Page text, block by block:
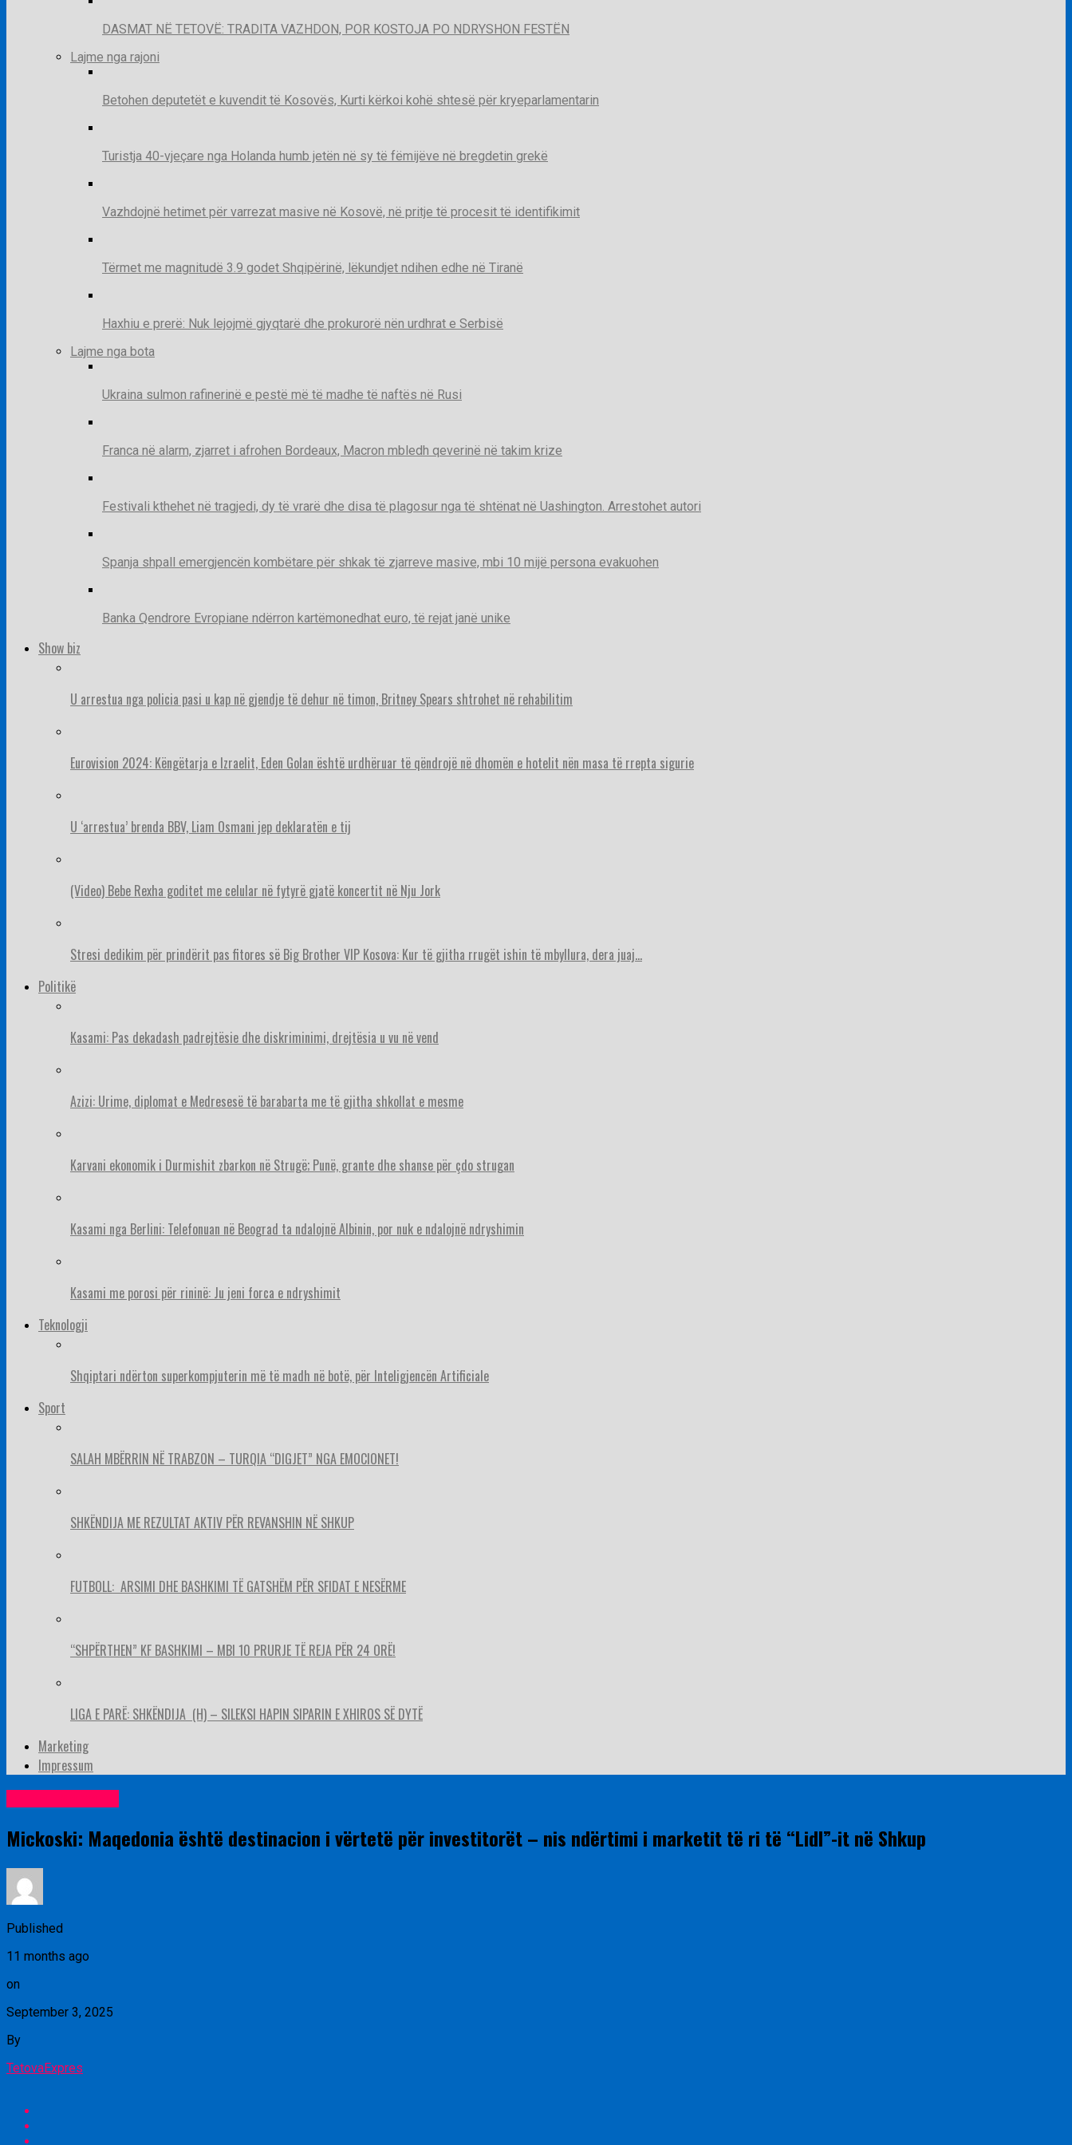
DASMAT NË TETOVË: TRADITA VAZHDON, POR KOSTOJA PO NDRYSHON FESTËN
Lajme nga rajoni
Betohen deputetët e kuvendit të Kosovës, Kurti kërkoi kohë shtesë për kryeparlamentarin
Turistja 40-vjeçare nga Holanda humb jetën në sy të fëmijëve në bregdetin grekë
Vazhdojnë hetimet për varrezat masive në Kosovë, në pritje të procesit të identifikimit
Tërmet me magnitudë 3.9 godet Shqipërinë, lëkundjet ndihen edhe në Tiranë
Haxhiu e prerë: Nuk lejojmë gjyqtarë dhe prokurorë nën urdhrat e Serbisë
Lajme nga bota
Ukraina sulmon rafinerinë e pestë më të madhe të naftës në Rusi
Franca në alarm, zjarret i afrohen Bordeaux, Macron mbledh qeverinë në takim krize
Festivali kthehet në tragjedi, dy të vrarë dhe disa të plagosur nga të shtënat në Uashington. Arrestohet autori
Spanja shpall emergjencën kombëtare për shkak të zjarreve masive, mbi 10 mijë persona evakuohen
Banka Qendrore Evropiane ndërron kartëmonedhat euro, të rejat janë unike
Show biz
U arrestua nga policia pasi u kap në gjendje të dehur në timon, Britney Spears shtrohet në rehabilitim
Eurovision 2024: Këngëtarja e Izraelit, Eden Golan është urdhëruar të qëndrojë në dhomën e hotelit nën masa të rrepta sigurie
U ‘arrestua’ brenda BBV, Liam Osmani jep deklaratën e tij
(Video) Bebe Rexha goditet me celular në fytyrë gjatë koncertit në Nju Jork
Stresi dedikim për prindërit pas fitores së Big Brother VIP Kosova: Kur të gjitha rrugët ishin të mbyllura, dera juaj…
Politikë
Kasami: Pas dekadash padrejtësie dhe diskriminimi, drejtësia u vu në vend
Azizi: Urime, diplomat e Medresesë të barabarta me të gjitha shkollat e mesme
Karvani ekonomik i Durmishit zbarkon në Strugë; Punë, grante dhe shanse për çdo strugan
Kasami nga Berlini: Telefonuan në Beograd ta ndalojnë Albinin, por nuk e ndalojnë ndryshimin
Kasami me porosi për rininë: Ju jeni forca e ndryshimit
Teknologji
Shqiptari ndërton superkompjuterin më të madh në botë, për Inteligjencën Artificiale
Sport
SALAH MBËRRIN NË TRABZON – TURQIA “DIGJET” NGA EMOCIONET!
SHKËNDIJA ME REZULTAT AKTIV PËR REVANSHIN NË SHKUP
FUTBOLL: ARSIMI DHE BASHKIMI TË GATSHËM PËR SFIDAT E NESËRME
“SHPËRTHEN” KF BASHKIMI – MBI 10 PRURJE TË REJA PËR 24 ORË!
LIGA E PARË: SHKËNDIJA (H) – SILEKSI HAPIN SIPARIN E XHIROS SË DYTË
Marketing
Impressum
Mickoski: Maqedonia është destinacion i vërtetë për investitorët – nis ndërtimi i marketit të ri të “Lidl”-it në Shkup
Published
11 months ago
on
September 3, 2025
By
TetovaExpres